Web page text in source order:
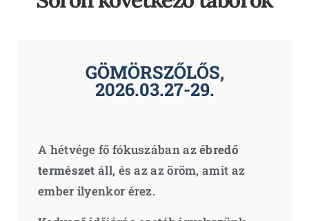
GÖMÖRSZŐLŐS,
2026.03.27-29.
A hétvége fő fókuszában azébredő
természet áll, és az az öröm, amit az
ember ilyenkor érez.